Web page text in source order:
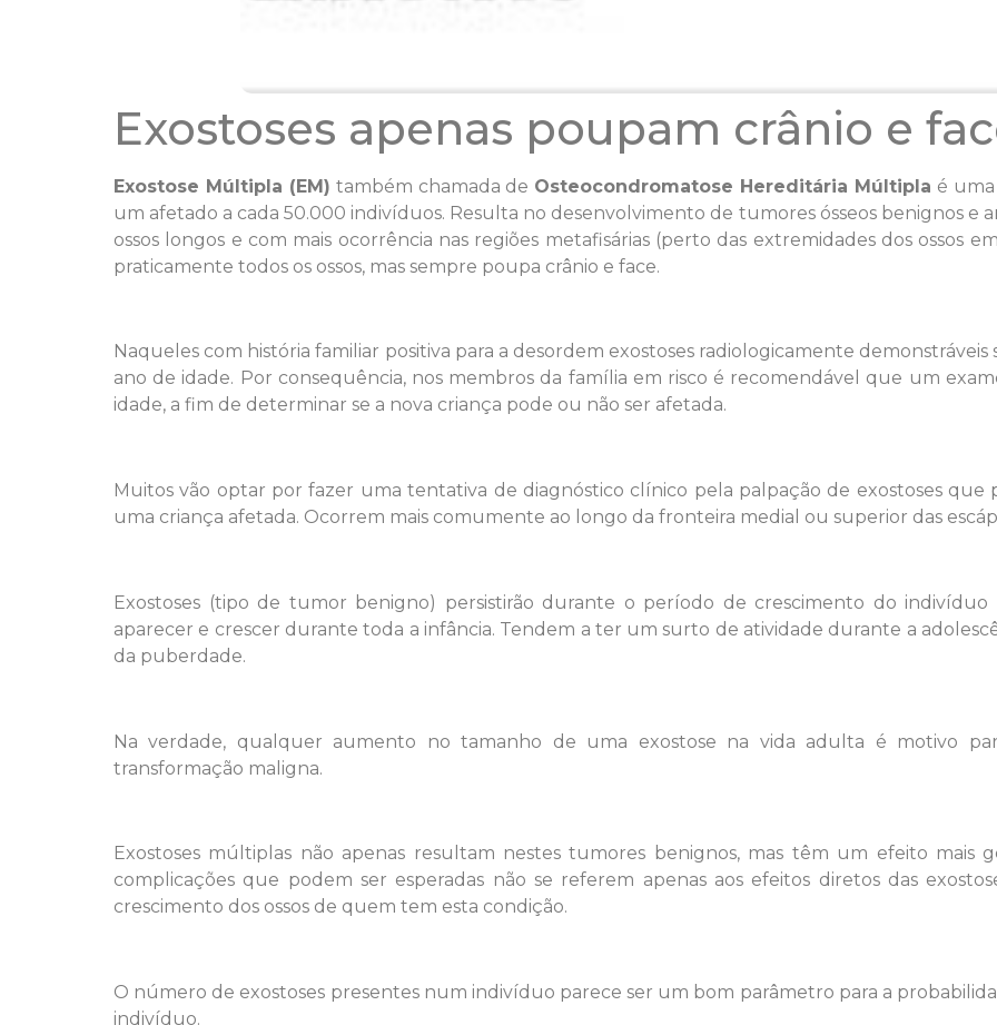
Exostoses apenas poupam crânio e
Exostose Múltipla (EM) também chamada de Osteocondromatose Hereditária Múltipla é
um afetado a cada 50.000 indivíduos. Resulta no desenvolvimento de tumores ósseos benignos e
ossos longos e com mais ocorrência nas regiões metafisárias (perto das extremidades dos ossos
praticamente todos os ossos, mas sempre poupa crânio e face.
Naqueles com história familiar positiva para a desordem exostoses radiologicamente
ano de idade. Por consequência, nos membros da família em risco é recomendável que um
idade, a fim de determinar se a nova criança pode ou não ser afetada.
Muitos vão optar por fazer uma tentativa de diagnóstico clínico pela palpação de exostoses
uma criança afetada. Ocorrem mais comumente ao longo da fronteira medial ou superior das
Exostoses (tipo de tumor benigno) persistirão durante o período de crescimento do
aparecer e crescer durante toda a infância. Tendem a ter um surto de atividade durante a
da puberdade.
Na verdade, qualquer aumento no tamanho de uma exostose na vida adulta é motivo
transformação maligna.
Exostoses múltiplas não apenas resultam nestes tumores benignos, mas têm um efeito mais
complicações que podem ser esperadas não se referem apenas aos efeitos diretos das
crescimento dos ossos de quem tem esta condição.
O número de exostoses presentes num indivíduo parece ser um bom parâmetro para a
indivíduo.